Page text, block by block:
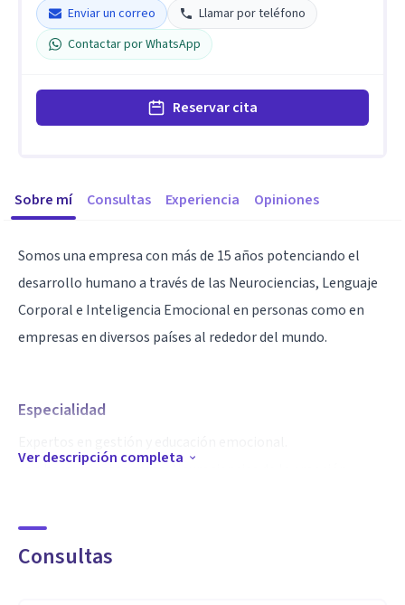
Enviar un correo
Llamar por teléfono
Contactar por WhatsApp
Reservar cita
Sobre mí Consultas Experiencia Opiniones
Somos una empresa con más de 15 años potenciando el
desarrollo humano a través de las Neurociencias, Lenguaje
Corporal e Inteligencia Emocional en personas como en
empresas en diversos países al rededor del mundo.
Especialidad
con herramientas como: Neurociencias de la emoción,
habilidades sociales y Lenguaje Corporal.
Aptitudes
Ver descripción completa
Consultas